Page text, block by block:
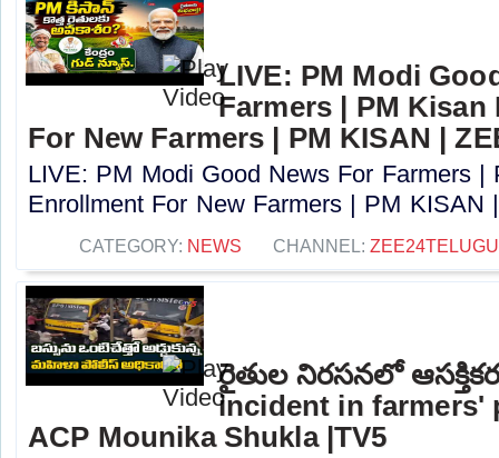
LIVE: PM Modi
Farmers | PM
For New Farmers | PM KISAN |
LIVE: PM Modi Good News For Farmers |
Enrollment For New Farmers | PM KISAN
CATEGORY: NEWS CHANNEL:
రైతుల నిరసనలో
incident in farmers'
ACP Mounika Shukla |TV5